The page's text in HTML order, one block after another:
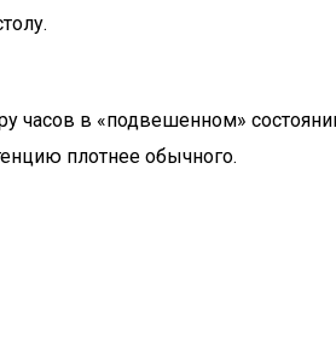
часов в «подвешенном»
плотнее обычного.